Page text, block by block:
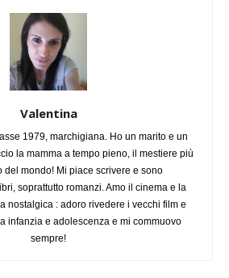
Valentina
1979, marchigiana. Ho un marito e un
la mamma a tempo pieno, il mestiere più
del mondo! Mi piace scrivere e sono
soprattutto romanzi. Amo il cinema e la
nostalgica : adoro rivedere i vecchi film e
infanzia e adolescenza e mi commuovo
sempre!